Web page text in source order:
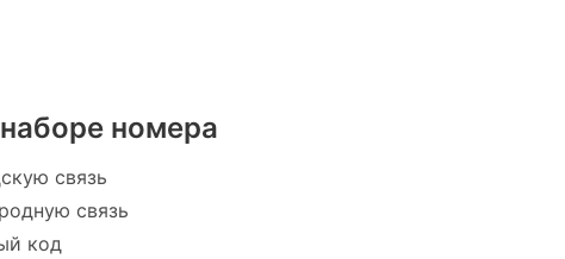
номера
связь
связь
код